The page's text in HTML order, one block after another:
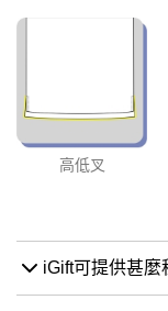
高低叉
iGift可提供甚麼